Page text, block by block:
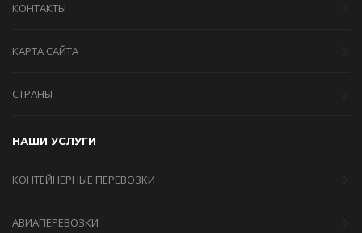
КОНТАКТЫ
КАРТА САЙТА
СТРАНЫ
НАШИ УСЛУГИ
КОНТЕЙНЕРНЫЕ ПЕРЕВОЗКИ
АВИАПЕРЕВОЗКИ